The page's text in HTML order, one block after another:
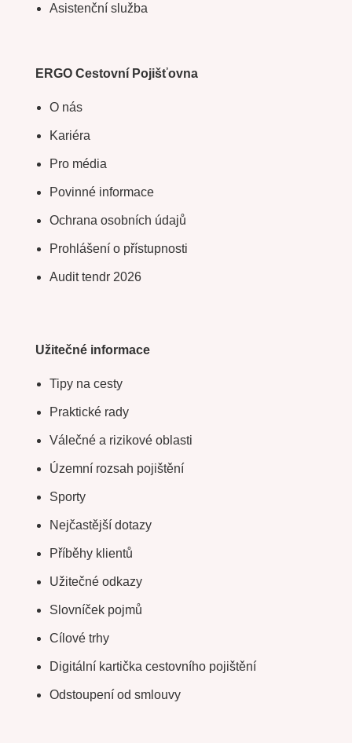
Asistenční služba
ERGO Cestovní Pojišťovna
O nás
Kariéra
Pro média
Povinné informace
Ochrana osobních údajů
Prohlášení o přístupnosti
Audit tendr 2026
Užitečné informace
Tipy na cesty
Praktické rady
Válečné a rizikové oblasti
Územní rozsah pojištění
Sporty
Nejčastější dotazy
Příběhy klientů
Užitečné odkazy
Slovníček pojmů
Cílové trhy
Digitální kartička cestovního pojištění
Odstoupení od smlouvy